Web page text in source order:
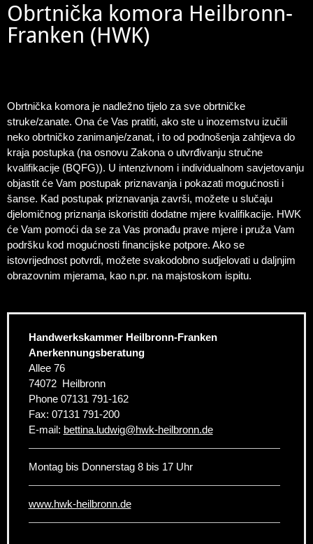
Obrtnička komora Heilbronn-
Franken (HWK)
Obrtnička komora je nadležno tijelo za sve obrtničke
struke/zanate. Ona će Vas pratiti, ako ste u inozemstvu izučili
neko obrtničko zanimanje/zanat, i to od podnošenja zahtjeva do
kraja postupka (na osnovu Zakona o utvrđivanju stručne
kvalifikacije (BQFG)). U intenzivnom i individualnom savjetovanju
objastit će Vam postupak priznavanja i pokazati mogućnosti i
šanse. Kad postupak priznavanja završi, možete u slučaju
djelomičnog priznanja iskoristiti dodatne mjere kvalifikacije. HWK
će Vam pomoći da se za Vas pronađu prave mjere i pruža Vam
podršku kod mogućnosti financijske potpore. Ako se
istovrijednost potvrdi, možete svakodobno sudjelovati u daljnjim
obrazovnim mjerama, kao n.pr. na majstoskom ispitu.
Handwerkskammer Heilbronn-Franken
Anerkennungsberatung
Allee 76
74072
Heilbronn
Phone 07131 791-162
Fax: 07131 791-200
E-mail: bettina.ludwig@hwk-heilbronn.de
Montag bis Donnerstag 8 bis 17 Uhr
www.hwk-heilbronn.de